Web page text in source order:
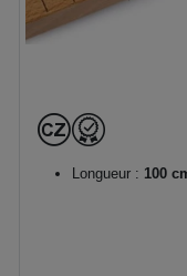
Longueur : 100